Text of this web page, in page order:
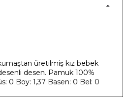
üretilmiş kız bebek
desen. Pamuk 100%
0 Boy: 1,37 Basen: 0 Bel: 0